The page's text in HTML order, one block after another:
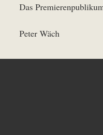
Das
Peter Wäch